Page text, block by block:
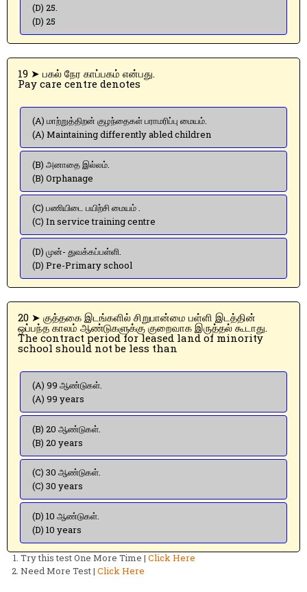
(D) 25.
(D) 25
19 ➤ பகல் நேர காப்பகம் என்பது.
Pay care centre denotes
(A) மாற்றுத்திறன் குழந்தைகள் பராமரிப்பு மையம்.
(A) Maintaining differently abled children
(B) அனாதை இல்லம்.
(B) Orphanage
(C) பணியிடை பயிற்சி மையம் .
(C) In service training centre
(D) முன்- துவக்கப்பள்ளி.
(D) Pre-Primary school
20 ➤ குத்தகை இடங்களில் சிறுபான்மை பள்ளி இடத்தின்
ஒப்பந்த காலம் ஆண்டுகளுக்கு குறைவாக இருத்தல் கூடாது.
The contract period for leased land of minority
school should not be less than
(A) 99 ஆண்டுகள்.
(A) 99 years
(B) 20 ஆண்டுகள்.
(B) 20 years
(C) 30 ஆண்டுகள்.
(C) 30 years
(D) 10 ஆண்டுகள்.
(D) 10 years
Try this test One More Time | Click Here
Need More Test | Click Here